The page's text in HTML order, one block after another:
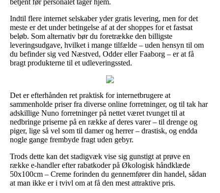
Indtil flere internet selskaber yder gratis levering, men for det
meste er det under betingelse af at der shoppes for et fastsat
beløb. Som alternativ bør du foretrække den billigste
leveringsudgave, hvilket i mange tilfælde – uden hensyn til om
du befinder sig ved Næstved, Odder eller Faaborg – er at få
bragt produkterne til et udleveringssted.
Det er efterhånden ret praktisk for internetbrugere at
sammenholde priser fra diverse online forretninger, og til tak har
adskillige Nuno forretninger på nettet været tvunget til at
nedbringe priserne på en række af deres varer – til drenge og
piger, lige så vel som til damer og herrer – drastisk, og endda
nogle gange frembyde fragt uden gebyr.
Trods dette kan det stadigvæk vise sig gunstigt at prøve en
række e-handler efter rabatkoder på Økologisk håndklæde
50x100cm – Creme forinden du gennemfører din handel, sådan
at man ikke er i tvivl om at få den mest attraktive pris.